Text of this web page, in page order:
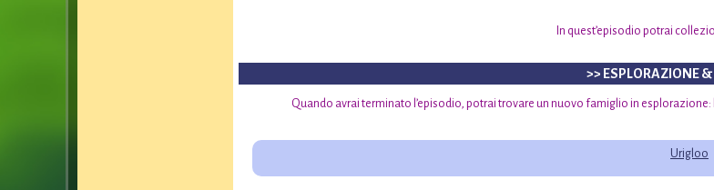
In quest’episodio potrai
>> ESPLORAZIONE
Quando avrai terminato l’episodio, potrai trovare un nuovo famiglio in esplorazione:
Urigloo